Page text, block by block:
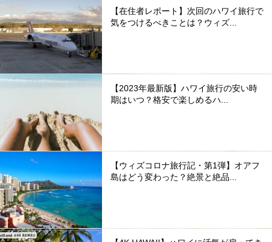
【在住者レポート】次回のハワイ旅行で
気をつけるべきことは？ウィズ...
【2023年最新版】ハワイ旅行の安い時
期はいつ？格安で楽しめるハ...
【ウィズコロナ旅行記・第1弾】オアフ
島はどう変わった？絶景と絶品...